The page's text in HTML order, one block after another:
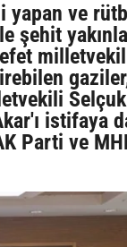
ve
şehit
istifaya
Parti ve